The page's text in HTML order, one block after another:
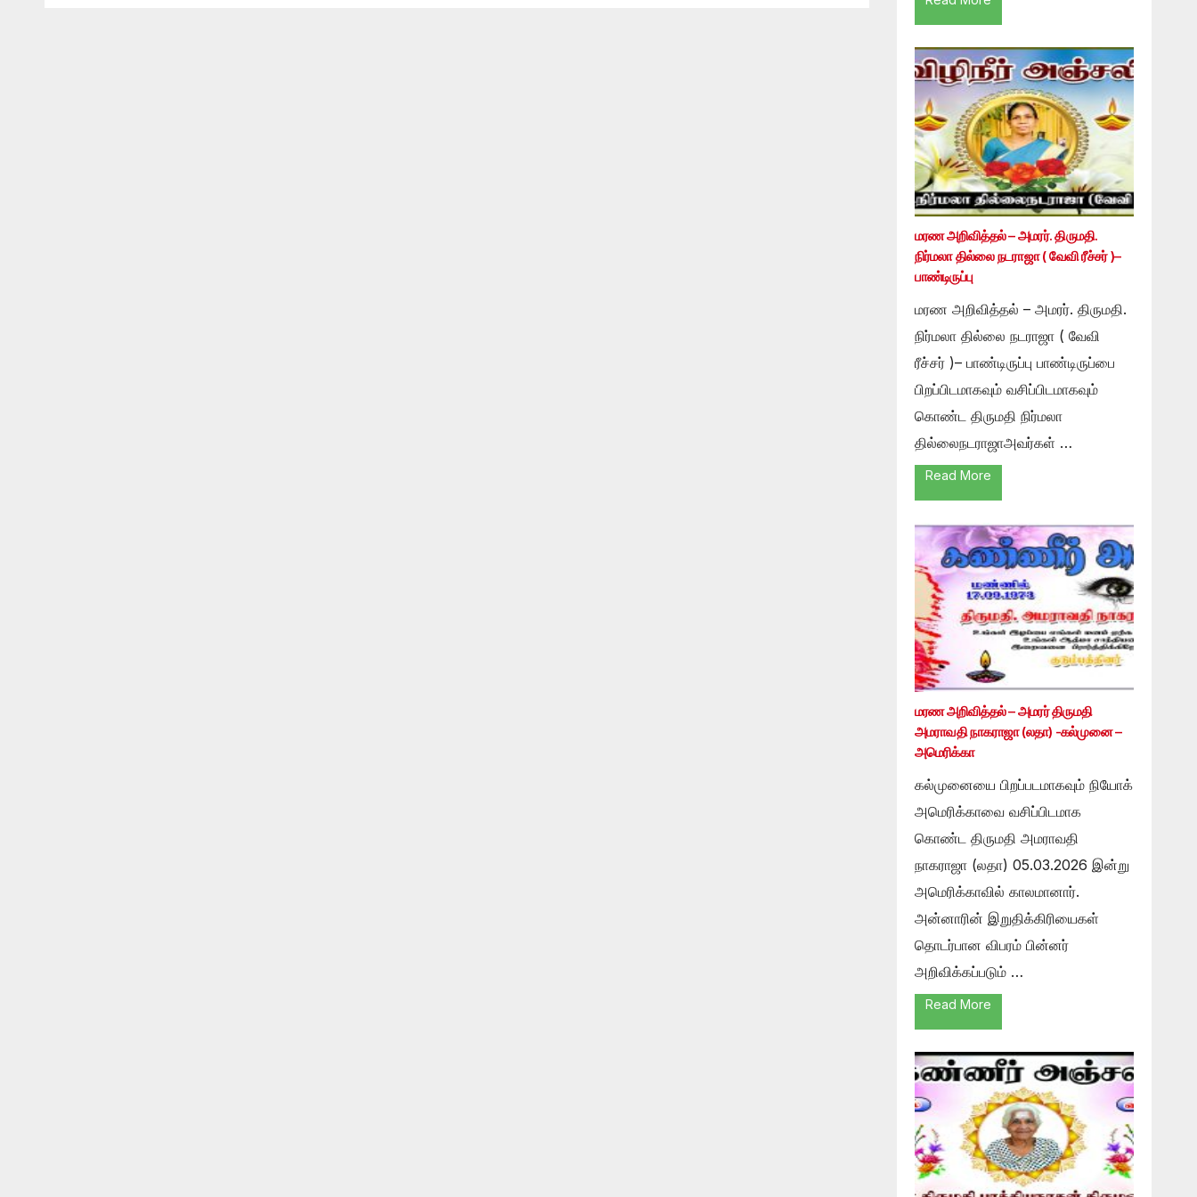
மரண அறிவித்தல் – அமரர். திருமதி.
நிர்மலா தில்லை நடராஜா ( வேவி ரீச்சர் )–
பாண்டிருப்பு
மரண அறிவித்தல் – அமரர். திருமதி.
நிர்மலா தில்லை நடராஜா ( வேவி
ரீச்சர் )– பாண்டிருப்பு பாண்டிருப்பை
பிறப்பிடமாகவும் வசிப்பிடமாகவும்
கொண்ட திருமதி நிர்மலா
தில்லைநடராஜாஅவர்கள் …
Read More
மரண அறிவித்தல் – அமரர் திருமதி
அமராவதி நாகராஜா (லதா) -கல்முனை –
அமெரிக்கா
கல்முனையை பிறப்படமாகவும் நியோக்
அமெரிக்காவை வசிப்பிடமாக
கொண்ட திருமதி அமராவதி
நாகராஜா (லதா) 05.03.2026 இன்று
அமெரிக்காவில் காலமானார்.
அன்னாரின் இறுதிக்கிரியைகள்
தொடர்பான விபரம் பின்னர்
அறிவிக்கப்படும் …
Read More